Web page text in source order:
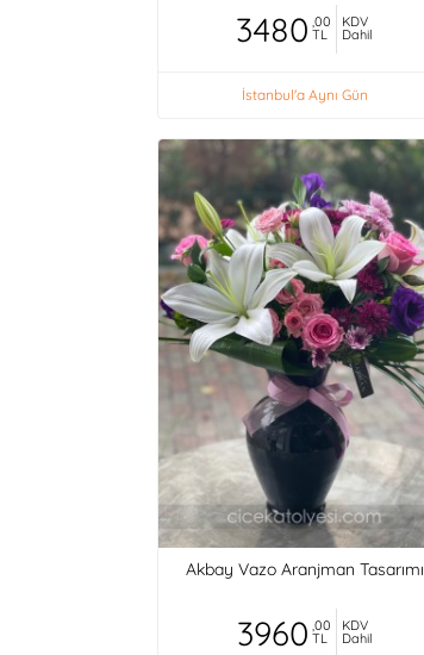
3480 ,00
TL
KDV
Dahil
İstanbul'a Aynı Gün
Akbay Vazo Aranjman Tasarımı
3960 ,00
TL
KDV
Dahil